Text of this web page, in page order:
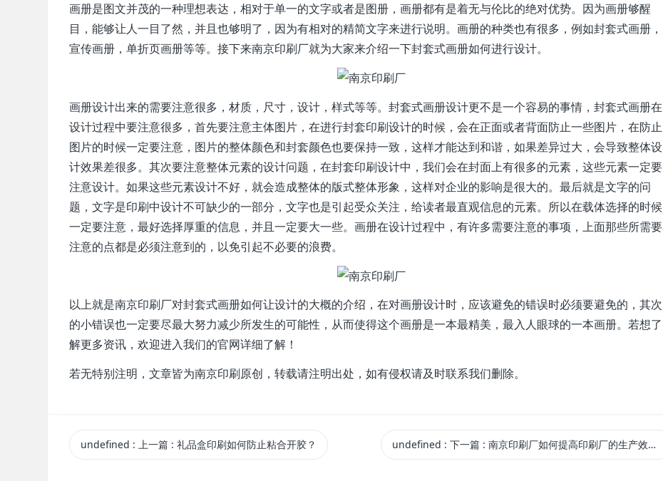
画册是图文并茂的一种理想表达，相对于单一的文字或者是图册，画册都有是着无与伦比的绝对优势。因为画册够醒
目，能够让人一目了然，并且也够明了，因为有相对的精简文字来进行说明。画册的种类也有很多，例如封套式画册，
宣传画册，单折页画册等等。接下来南京印刷厂就为大家来介绍一下封套式画册如何进行设计。
画册设计出来的需要注意很多，材质，尺寸，设计，样式等等。封套式画册设计更不是一个容易的事情，封套式画册在
设计过程中要注意很多，首先要注意主体图片，在进行封套印刷设计的时候，会在正面或者背面防止一些图片，在防止
图片的时候一定要注意，图片的整体颜色和封套颜色也要保持一致，这样才能达到和谐，如果差异过大，会导致整体设
计效果差很多。其次要注意整体元素的设计问题，在封套印刷设计中，我们会在封面上有很多的元素，这些元素一定要
注意设计。如果这些元素设计不好，就会造成整体的版式整体形象，这样对企业的影响是很大的。最后就是文字的问
题，文字是印刷中设计不可缺少的一部分，文字也是引起受众关注，给读者最直观信息的元素。所以在载体选择的时候
一定要注意，最好选择厚重的信息，并且一定要大一些。画册在设计过程中，有许多需要注意的事项，上面那些所需要
注意的点都是必须注意到的，以免引起不必要的浪费。
以上就是南京印刷厂对封套式画册如何让设计的大概的介绍，在对画册设计时，应该避免的错误时必须要避免的，其次
的小错误也一定要尽最大努力减少所发生的可能性，从而使得这个画册是一本最精美，最入人眼球的一本画册。若想了
解更多资讯，欢迎进入我们的官网详细了解！
若无特别注明，文章皆为南京印刷原创，转载请注明出处，如有侵权请及时联系我们删除。
undefined :上一篇 : 礼品盒印刷如何防止粘合开胶？ undefined : 下一篇 : 南京印刷厂如何提高印刷厂的生产效率？